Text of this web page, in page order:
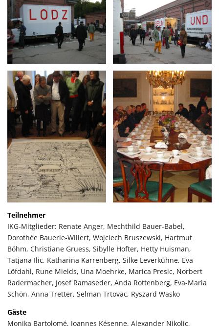
Teilnehmer
IKG-Mitglieder: Renate Anger, Mechthild Bauer-Babel,
Dorothée Bauerle-Willert, Wojciech Bruszewski, Hartmut
Böhm, Christiane Gruess, Sibylle Hofter, Hetty Huisman,
Tatjana Ilic, Katharina Karrenberg, Silke Leverkühne, Eva
Löfdahl, Rune Mields, Una Moehrke, Marica Presic, Norbert
Radermacher, Josef Ramaseder, Anda Rottenberg, Eva-Maria
Schön, Anna Tretter, Selman Trtovac, Ryszard Wasko
Gäste
Monika Bartolomé, Joannes Késenne, Alexander Nikolic,